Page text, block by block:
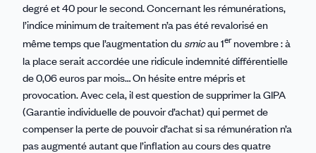
degré et 40 pour le second. Concernant les rémunérations,
l’indice minimum de traitement n’a pas été revalorisé en
même temps que l’augmentation du smicau 1ernovembre : à
la place serait accordée une ridicule indemnité différentielle
de 0,06 euros par mois… On hésite entre mépris et
provocation. Avec cela, il est question de supprimer la GIPA
(Garantie individuelle de pouvoir d’achat) qui permet de
compenser la perte de pouvoir d’achat si sa rémunération n’a
pas augmenté autant que l’inflation au cours des quatre